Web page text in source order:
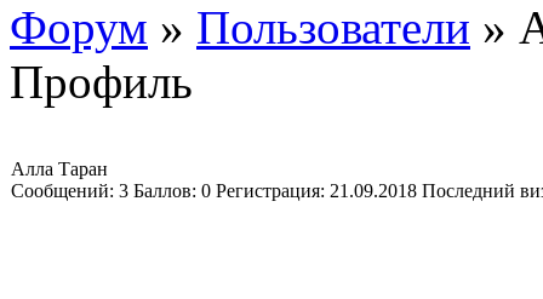
Форум » Пользователи »
Профиль
Алла Таран
Cообщений: 3 Баллов: 0 Регистрация: 21.09.2018 Последний